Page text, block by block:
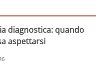
diagnostica: quando
aspettarsi